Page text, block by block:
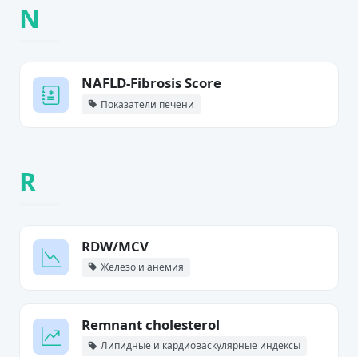
N
NAFLD-Fibrosis Score
Показатели печени
R
RDW/MCV
Железо и анемия
Remnant cholesterol
Липидные и кардиоваскулярные индексы